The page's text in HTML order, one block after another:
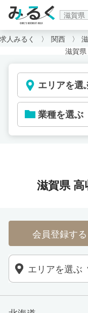
滋賀県
人みるく 関西
滋賀
エリアを選
業種を選ぶ
滋賀県
会員登録する